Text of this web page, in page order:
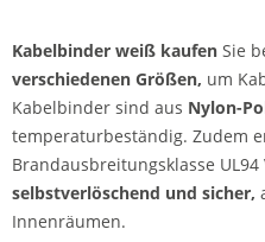
Kabelbinder weiß kaufen Sie
verschiedenen Größen, um
Kabelbinder sind aus Nylon-
temperaturbeständig. Zudem
Brandausbreitungsklasse UL94
selbstverlöschend und sicher,
Innenräumen.